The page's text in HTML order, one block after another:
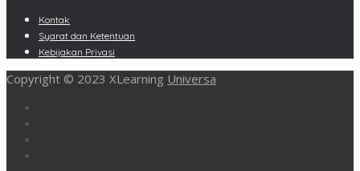
Kontak
Syarat dan Ketentuan
Kebijakan Privasi
Copyright © 2023 XLearning Universa